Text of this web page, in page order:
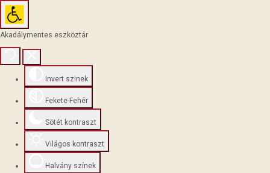
Akadálymentes eszköztár
Invert szinek
Fekete-Fehér
Sötét kontraszt
Világos kontraszt
Halvány színek